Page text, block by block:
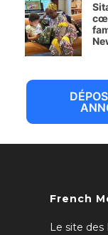
French
Le site des